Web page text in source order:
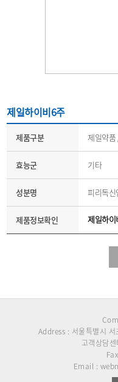
제일하이비6주
제품구분 제일약
효능군 기타
성분명 피리독
제품정보확인 제일하이
Address : 서울특별시
고객상담
Email :